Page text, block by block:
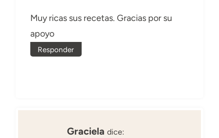
Muy ricas sus recetas. Gracias por su
apoyo
Responder
Graciela dice: